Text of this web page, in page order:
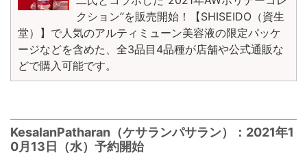
クション”を販売開始！【SHISEIDO（資生
堂）】で人気のアルティミューン美容液の限定パッケ
ージなどを含めた、全3品目4品種が店舗や公式通販な
どで購入可能です。
KesalanPatharan（ケサランパサラン）：2021年1
0月13日（水）予約開始